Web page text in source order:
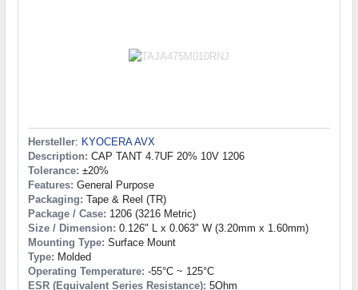
Hersteller: KYOCERA AVX
Description: CAP TANT 4.7UF 20% 10V 1206
Tolerance: ±20%
Features: General Purpose
Packaging: Tape & Reel (TR)
Package / Case: 1206 (3216 Metric)
Size / Dimension: 0.126" L x 0.063" W (3.20mm x 1.60mm)
Mounting Type: Surface Mount
Type: Molded
Operating Temperature: -55°C ~ 125°C
ESR (Equivalent Series Resistance): 5Ohm